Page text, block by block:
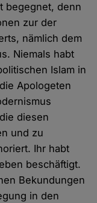
begegnet, denn
zur der
nämlich dem
Niemals habt
Islam in
Apologeten
diesen
und zu
Ihr habt
beschäftigt.
Bekundungen
in den